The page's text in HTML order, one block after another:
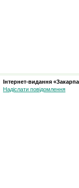
Інтернет-видання
Надіслати повідомлення